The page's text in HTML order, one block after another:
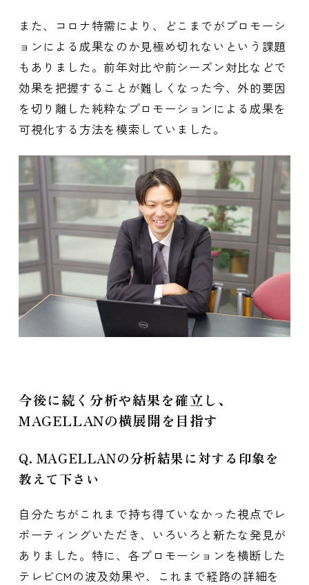
また、コロナ特需により、どこまでがプロモーシ
ョンによる成果なのか見極め切れないという課題
もありました。前年対比や前シーズン対比などで
効果を把握することが難しくなった今、外的要因
を切り離した純粋なプロモーションによる成果を
可視化する方法を模索していました。
今後に続く分析や結果を確立し、
MAGELLANの横展開を目指す
Q. MAGELLANの分析結果に対する印象を
教えて下さい
自分たちがこれまで持ち得ていなかった視点でレ
ポーティングいただき、いろいろと新たな発見が
ありました。特に、各プロモーションを横断した
テレビCMの波及効果や、これまで経路の詳細を